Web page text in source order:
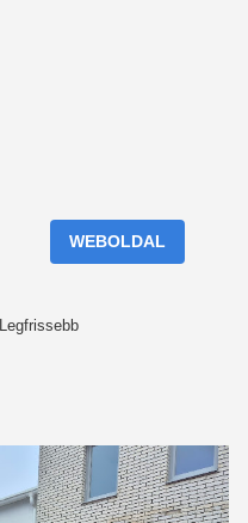
WEBOLDAL
Legfrissebb